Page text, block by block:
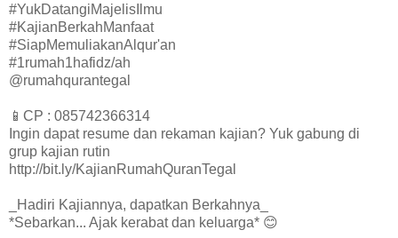
#YukDatangiMajelisIlmu
#KajianBerkahManfaat
#SiapMemuliakanAlqur'an
#1rumah1hafidz/ah
@rumahqurantegal
📱CP : 085742366314
Ingin dapat resume dan rekaman kajian? Yuk gabung di
grup kajian rutin
http://bit.ly/KajianRumahQuranTegal
_Hadiri Kajiannya, dapatkan Berkahnya_
*Sebarkan... Ajak kerabat dan keluarga* 😊